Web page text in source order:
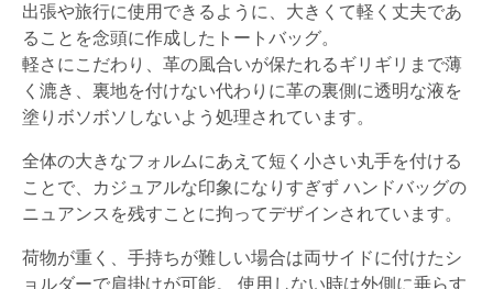
出張や旅行に使用できるように、大きくて軽く丈夫であ
ることを念頭に作成したトートバッグ。
軽さにこだわり、革の風合いが保たれるギリギリまで薄
く漉き、裏地を付けない代わりに革の裏側に透明な液を
塗りボソボソしないよう処理されています。
全体の大きなフォルムにあえて短く小さい丸手を付ける
ことで、カジュアルな印象になりすぎず ハンドバッグの
ニュアンスを残すことに拘ってデザインされています。
荷物が重く、手持ちが難しい場合は両サイドに付けたシ
ョルダーで肩掛けが可能。 使用しない時は外側に垂らす